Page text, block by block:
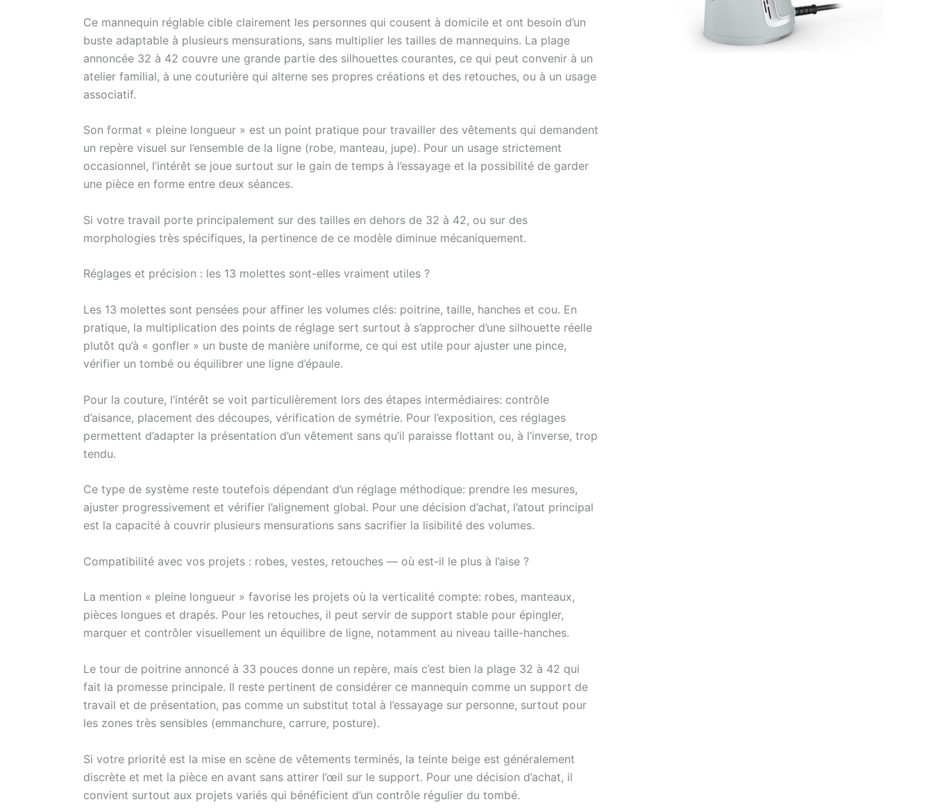
Ce mannequin réglable cible clairement les personnes qui cousent à domicile et ont besoin d’un
buste adaptable à plusieurs mensurations, sans multiplier les tailles de mannequins. La plage
annoncée 32 à 42 couvre une grande partie des silhouettes courantes, ce qui peut convenir à un
atelier familial, à une couturière qui alterne ses propres créations et des retouches, ou à un usage
associatif.
Son format « pleine longueur » est un point pratique pour travailler des vêtements qui demandent
un repère visuel sur l’ensemble de la ligne (robe, manteau, jupe). Pour un usage strictement
occasionnel, l’intérêt se joue surtout sur le gain de temps à l’essayage et la possibilité de garder
une pièce en forme entre deux séances.
Si votre travail porte principalement sur des tailles en dehors de 32 à 42, ou sur des
morphologies très spécifiques, la pertinence de ce modèle diminue mécaniquement.
Réglages et précision : les 13 molettes sont-elles vraiment utiles ?
Les 13 molettes sont pensées pour affiner les volumes clés: poitrine, taille, hanches et cou. En
pratique, la multiplication des points de réglage sert surtout à s’approcher d’une silhouette réelle
plutôt qu’à « gonfler » un buste de manière uniforme, ce qui est utile pour ajuster une pince,
vérifier un tombé ou équilibrer une ligne d’épaule.
Pour la couture, l’intérêt se voit particulièrement lors des étapes intermédiaires: contrôle
d’aisance, placement des découpes, vérification de symétrie. Pour l’exposition, ces réglages
permettent d’adapter la présentation d’un vêtement sans qu’il paraisse flottant ou, à l’inverse, trop
tendu.
Ce type de système reste toutefois dépendant d’un réglage méthodique: prendre les mesures,
ajuster progressivement et vérifier l’alignement global. Pour une décision d’achat, l’atout principal
est la capacité à couvrir plusieurs mensurations sans sacrifier la lisibilité des volumes.
Compatibilité avec vos projets : robes, vestes, retouches — où est-il le plus à l’aise ?
La mention « pleine longueur » favorise les projets où la verticalité compte: robes, manteaux,
pièces longues et drapés. Pour les retouches, il peut servir de support stable pour épingler,
marquer et contrôler visuellement un équilibre de ligne, notamment au niveau taille-hanches.
Le tour de poitrine annoncé à 33 pouces donne un repère, mais c’est bien la plage 32 à 42 qui
fait la promesse principale. Il reste pertinent de considérer ce mannequin comme un support de
travail et de présentation, pas comme un substitut total à l’essayage sur personne, surtout pour
les zones très sensibles (emmanchure, carrure, posture).
Si votre priorité est la mise en scène de vêtements terminés, la teinte beige est généralement
discrète et met la pièce en avant sans attirer l’œil sur le support. Pour une décision d’achat, il
convient surtout aux projets variés qui bénéficient d’un contrôle régulier du tombé.